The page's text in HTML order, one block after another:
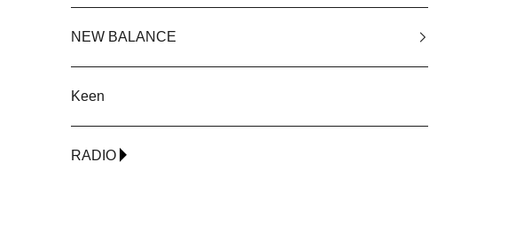
NEW BALANCE
Keen
RADIO